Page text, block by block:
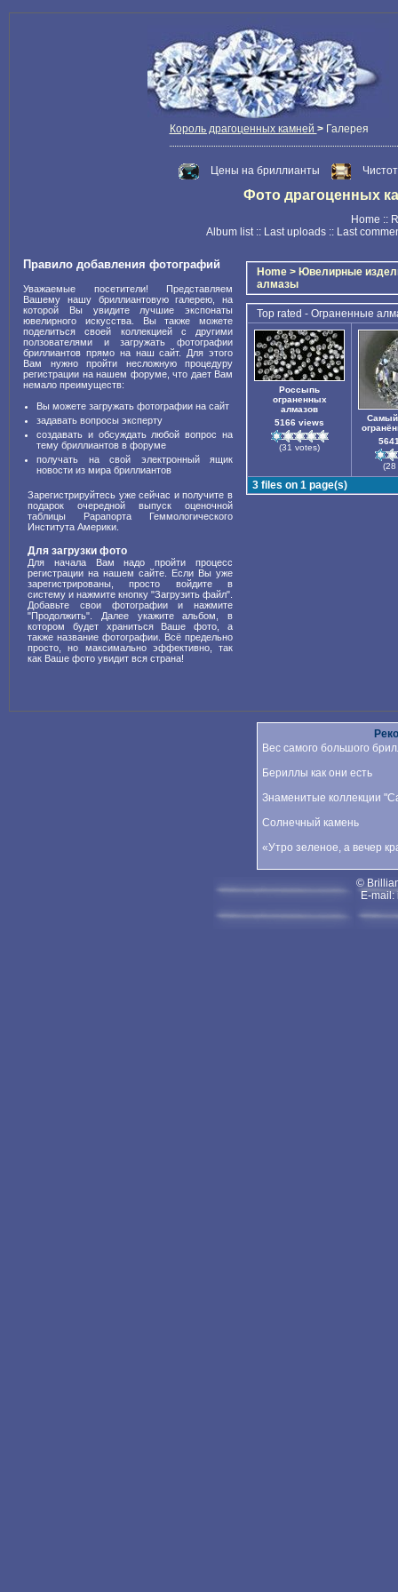
Король драгоценных камней >Галерея
Цены на бриллианты
Фото драгоценных
Home ::
Album list:: Last uploads :: Last
Правило добавления фотографий
Уважаемые посетители! Представляем
Вашему нашу бриллиантовую галерею, на
которой Вы увидите лучшие экспонаты
ювелирного искусства. Вы также можете
поделиться своей коллекцией с другими
ползователями и загружать фотографии
бриллиантов прямо на наш сайт. Для этого
Вам нужно пройти несложную процедуру
регистрации на нашем форуме, что дает Вам
немало преимуществ:
Вы можете загружать фотографии на сайт
задавать вопросы эксперту
создавать и обсуждать любой вопрос на
тему бриллиантов в форуме
получать на свой электронный ящик
новости из мира бриллиантов
Зарегистрируйтесь уже сейчас и получите в
подарок очередной выпуск оценочной
таблицы Рарапорта Геммологического
Института Америки.
Для загрузки фото
Для начала Вам надо пройти процесс
регистрации на нашем сайте. Если Вы уже
зарегистрированы, просто войдите в
систему и нажмите кнопку "Загрузить файл".
Добавьте свои фотографии и нажмите
"Продолжить". Далее укажите альбом, в
котором будет храниться Ваше фото, а
также название фотографии. Всё предельно
просто, но максимально эффективно, так
как Ваше фото увидит вся страна!
Home > Ювелирные
алмазы
Top rated - Ограненные
Россыпь
ограненных
алмазов
5166 views
(31 votes)
Самый
(28
3 files on 1 page(s)
Вес самого большого
Бериллы как они есть
Знаменитые коллекции
Солнечный камень
«Утро зеленое, а вечер
©
E-mail: